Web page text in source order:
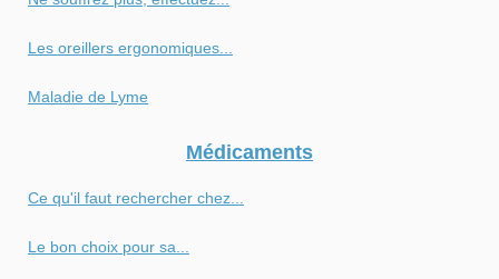
Les oreillers ergonomiques...
Maladie de Lyme
Médicaments
Ce qu'il faut rechercher chez...
Le bon choix pour sa...